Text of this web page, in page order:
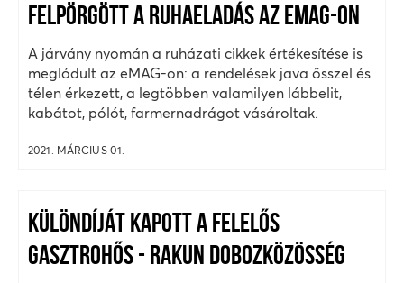
FELPÖRGÖTT A RUHAELADÁS AZ EMAG-ON
A járvány nyomán a ruházati cikkek értékesítése is
meglódult az eMAG-on: a rendelések java ősszel és
télen érkezett, a legtöbben valamilyen lábbelit,
kabátot, pólót, farmernadrágot vásároltak.
2021. MÁRCIUS 01.
KÜLÖNDÍJÁT KAPOTT A FELELŐS
GASZTROHŐS - RAKUN DOBOZKÖZÖSSÉG